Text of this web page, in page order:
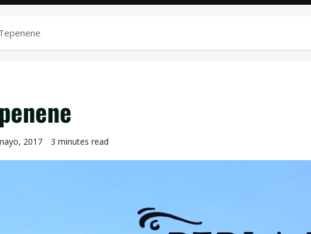
2017 3 minutes read